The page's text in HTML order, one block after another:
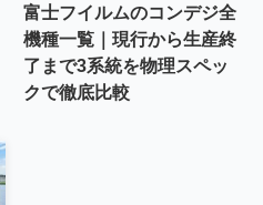
富士フイルムのコンデジ全
機種一覧｜現行から生産終
了まで3系統を物理スペッ
クで徹底比較